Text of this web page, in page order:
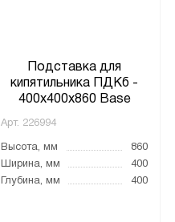
Подставка для
кипятильника ПДКб -
400x400x860 Base
Арт. 226994
Высота, мм
860
Ширина, мм
400
Глубина, мм
400